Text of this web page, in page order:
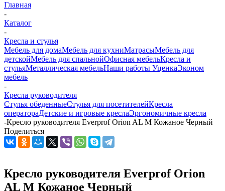
Главная
-
Каталог
-
Кресла и стулья
Мебель для домаМебель для кухниМатраcыМебель для
детскойМебель для спальнойОфисная мебельКресла и
стульяМеталлическая мебельНаши работы УценкаЭконом
мебель
-
Кресла руководителя
Стулья обеденныеСтулья для посетителейКресла
оператораДетские и игровые креслаЭргономичные кресла
-Кресло руководителя Everprof Orion AL M Кожаное Черный
Поделиться
Кресло руководителя Everprof Orion
AL M Кожаное Черный